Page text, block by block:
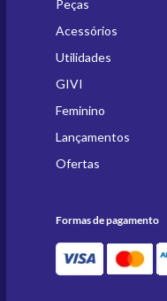
Peças
Acessórios
Utilidades
GIVI
Feminino
Lançamentos
Ofertas
Formas de pagamento